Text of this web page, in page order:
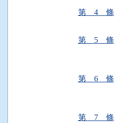
第 4 條
第 5 條
第 6 條
第 7 條